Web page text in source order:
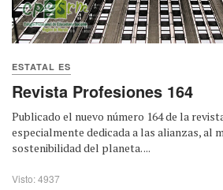
ESTATAL ES
Revista Profesiones 164
Publicado el nuevo número 164 de la
especialmente dedicada a las alianzas, al
sostenibilidad del planeta. ...
Visto: 4937